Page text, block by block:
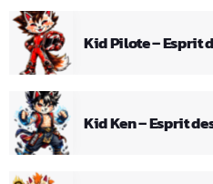
Kid Pilote – Esprit
Kid Ken – Esprit